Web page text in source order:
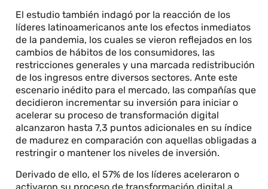
El estudio también indagó por la reacción de los
líderes latinoamericanos ante los efectos inmediatos
de la pandemia, los cuales se vieron reflejados en los
cambios de hábitos de los consumidores, las
restricciones generales y una marcada redistribución
de los ingresos entre diversos sectores. Ante este
escenario inédito para el mercado, las compañías que
decidieron incrementar su inversión para iniciar o
acelerar su proceso de transformación digital
alcanzaron hasta 7,3 puntos adicionales en su índice
de madurez en comparación con aquellas obligadas a
restringir o mantener los niveles de inversión.
Derivado de ello, el 57% de los líderes aceleraron o
activaron su proceso de transformación digital a